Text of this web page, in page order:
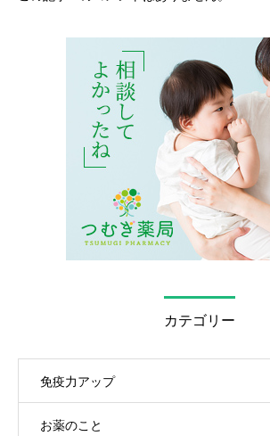
カテゴリー
免疫力アップ
お薬のこと